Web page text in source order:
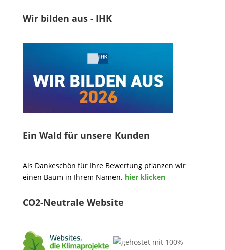
Wir bilden aus - IHK
Ein Wald für unsere Kunden
Als Dankeschön für Ihre Bewertung pflanzen wir
einen Baum in Ihrem Namen. hier klicken
CO2-Neutrale Website